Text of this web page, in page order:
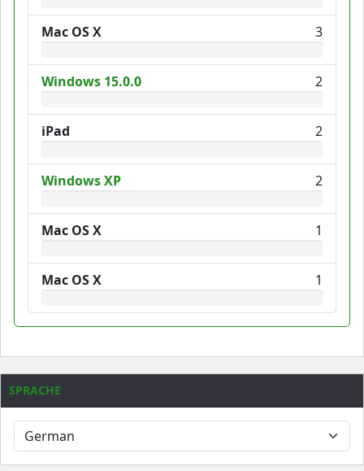
Mac OS X 3
Windows 15.0.0 2
iPad 2
Windows XP 2
Mac OS X 1
Mac OS X 1
SPRACHE